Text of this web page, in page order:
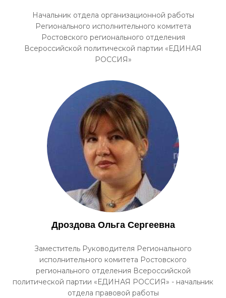
Начальник отдела организационной работы
Регионального исполнительного комитета
Ростовского регионального отделения
Всероссийской политической партии «ЕДИНАЯ
РОССИЯ»
Дроздова Ольга Сергеевна
Заместитель Руководителя Регионального
исполнительного комитета Ростовского
регионального отделения Всероссийской
политической партии «ЕДИНАЯ РОССИЯ» - начальник
отдела правовой работы